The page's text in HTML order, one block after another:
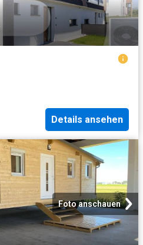
Details ansehen
Foto anschauen